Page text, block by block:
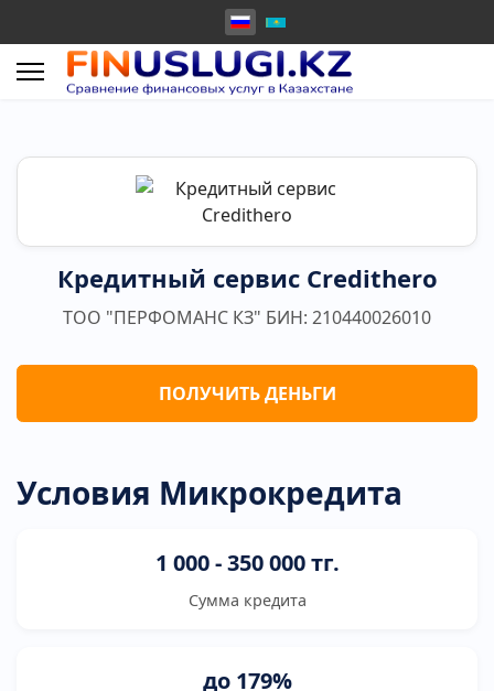
Кредитный сервис Credithero
ТОО "ПЕРФОМАНС КЗ" БИН: 210440026010
ПОЛУЧИТЬ ДЕНЬГИ
Условия Микрокредита
1 000 - 350 000 тг.
Сумма кредита
до 179%